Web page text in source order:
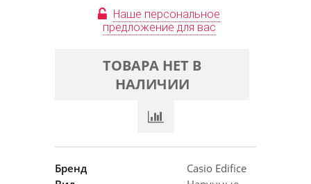
Наше персональное
предложение для вас
ТОВАРА НЕТ В
НАЛИЧИИ
Бренд
Casio Edifice